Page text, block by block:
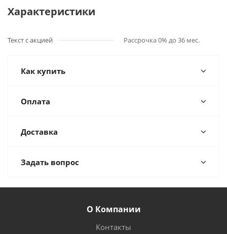
Характеристики
Текст с акцией Рассрочка 0% до 36 мес.
Как купить
Оплата
Доставка
Задать вопрос
О Компании
Контакты